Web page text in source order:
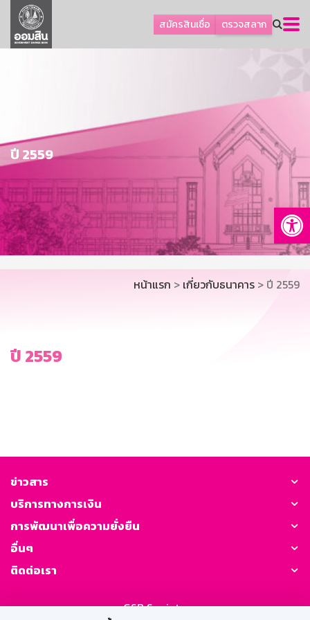
สมัครสินเชื่อ ตรวจสลาก
ลูกค้าธุรกิจ
ลูกค้าผู้ประกอบรายย่อย
การพัฒนาที่ยั่งยืน
ข่าวสาร
บริการทางการเงิน
อื่นๆ
ติดต่อเรา
บริการออนไลน์
TH
EN
ปี 2559
หน้าแรก > เกี่ยวกับธนาคาร > ปี 2559
ปี 2559
ข่าวสาร
บริการทางการเงิน
การพัฒนาเพื่อความยั่งยืน
อื่นๆ
ติดต่อเรา
GSB Society: